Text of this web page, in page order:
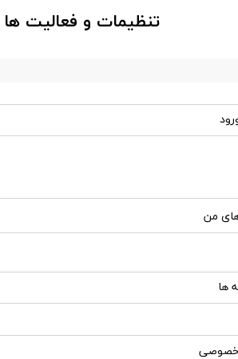
​تنظیمات و فعالیت ها
من
ها